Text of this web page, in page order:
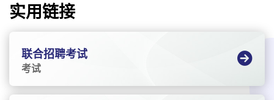
实用链接
联合招聘考试
考试